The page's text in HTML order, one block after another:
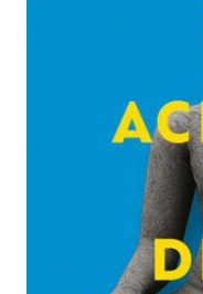
Wie die Ideologie
Kathrin Fischer
Verlag: hanserblau in
Carl Hanser Verlag
Co. KG|hanserblau in
Hanser Verlag GmbH &